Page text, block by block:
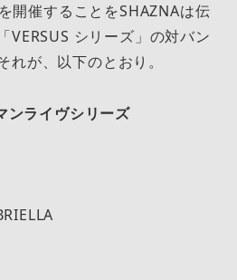
開催することをSHAZNAは伝
VERSUS シリーズ」の対バン
が、以下のとおり。
ライヴシリーズ